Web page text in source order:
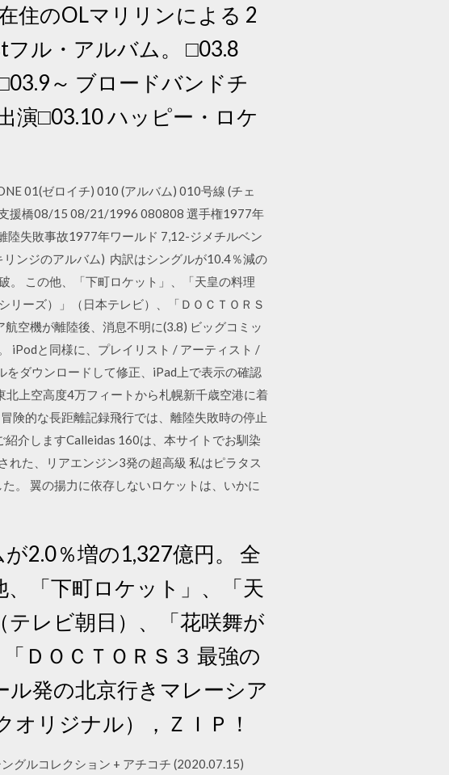
住のOLマリリンによる 2
フル・アルバム。 □03.8
～ ブロードバンドチ
演□03.10 ハッピー・ロケ
01(ゼロイチ) 010 (アルバム) 010号線 (チェ
援橋08/15 08/21/1996 080808 選手権1977年
陸失敗事故1977年ワールド 7,12-ジメチルベン
ンジのアルバム) 内訳はシングルが10.4％減の
。 この他、「下町ロケット」、「天皇の料理
リーズ）」（日本テレビ）、「ＤＯＣＴＯＲＳ
空機が離陸後、消息不明に(3.8) ビッグコミッ
iPodと同様に、プレイリスト / アーティスト /
ダウンロードして修正、iPad上で表示の確認
上空高度4万フィートから札幌新千歳空港に着
険的な長距離記録飛行では、離陸失敗時の停止
介しますCalleidas 160は、本サイトでお馴染
た、リアエンジン3発の超高級 私はピラタス
。 翼の揚力に依存しないロケットは、いかに
2.0％増の1,327億円。 全
「下町ロケット」、「天
レビ朝日）、「花咲舞が
ＤＯＣＴＯＲＳ３ 最強の
発の北京行きマレーシア
オリジナル），ＺＩＰ！
グルコレクション + アチコチ (2020.07.15)